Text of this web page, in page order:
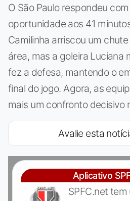
O São Paulo respondeu
oportunidade aos 41
Camilinha arriscou um
área, mas a goleira Luciana
fez a defesa, mantendo o
final do jogo. Agora, as
mais um confronto decisivo
Avalie esta
Aplicativo
SPFC.net